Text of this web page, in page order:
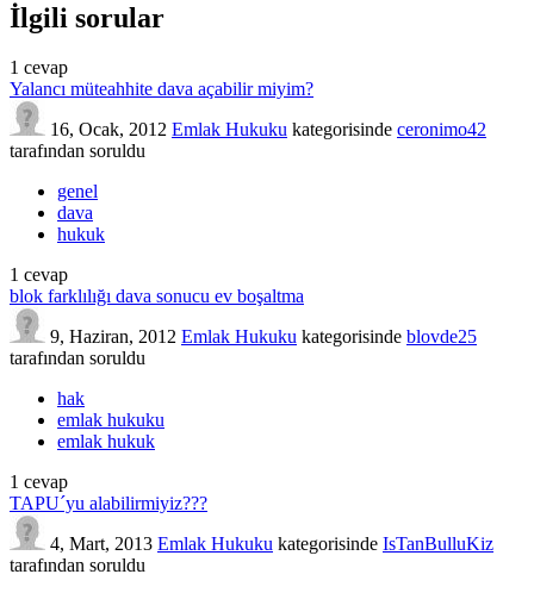
İlgili sorular
1 cevap
Yalancı müteahhite dava açabilir miyim?
16, Ocak, 2012 Emlak Hukuku kategorisinde ceronimo42
tarafından soruldu
genel
dava
hukuk
1 cevap
blok farklılığı dava sonucu ev boşaltma
9, Haziran, 2012 Emlak Hukuku kategorisinde blovde25
tarafından soruldu
hak
emlak hukuku
emlak hukuk
1 cevap
TAPU´yu alabilirmiyiz???
4, Mart, 2013 Emlak Hukuku kategorisinde IsTanBulluKiz
tarafından soruldu